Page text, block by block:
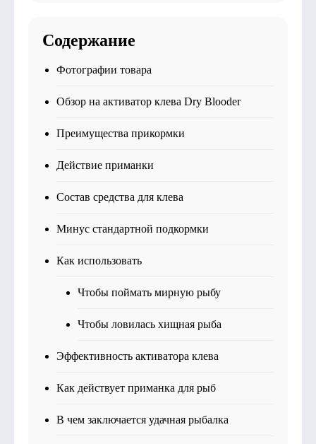
Содержание
Фотографии товара
Обзор на активатор клева Dry Blooder
Преимущества прикормки
Действие приманки
Состав средства для клева
Минус стандартной подкормки
Как использовать
Чтобы поймать мирную рыбу
Чтобы ловилась хищная рыба
Эффективность активатора клева
Как действует приманка для рыб
В чем заключается удачная рыбалка